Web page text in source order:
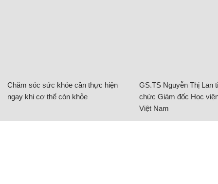
Chăm sóc sức khỏe cần thực hiện
ngay khi cơ thể còn khỏe
GS.TS Nguyễn Thị Lan
chức Giám đốc Học
Việt Nam